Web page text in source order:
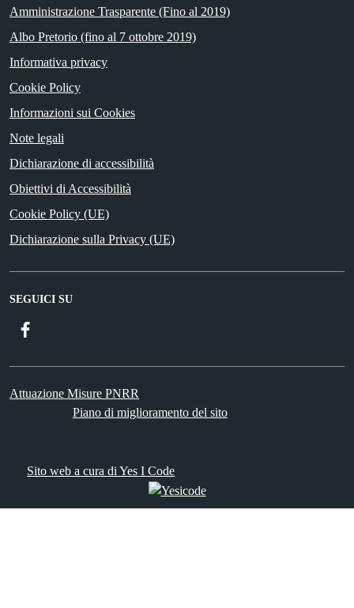
Amministrazione Trasparente (Fino al 2019)
Albo Pretorio (fino al 7 ottobre 2019)
Informativa privacy
Cookie Policy
Informazioni sui Cookies
Note legali
Dichiarazione di accessibilità
Obiettivi di Accessibilità
Cookie Policy (UE)
Dichiarazione sulla Privacy (UE)
SEGUICI SU
Attuazione Misure PNRR
Piano di miglioramento del sito
Sito web a cura di Yes I Code